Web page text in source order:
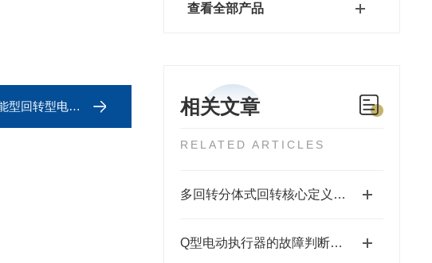
查看全部产品
相关文章
RELATED ARTICLES
多回转分体式回转核心定义与结构
Q型电动执行器的故障判断和维护保养方法
型电动执行器